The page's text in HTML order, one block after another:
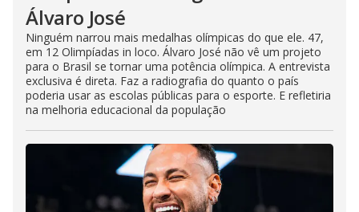
Álvaro José
Ninguém narrou mais medalhas olímpicas do que ele. 47,
em 12 Olimpíadas in loco. Álvaro José não vê um projeto
para o Brasil se tornar uma potência olímpica. A entrevista
exclusiva é direta. Faz a radiografia do quanto o país
poderia usar as escolas públicas para o esporte. E refletiria
na melhoria educacional da população